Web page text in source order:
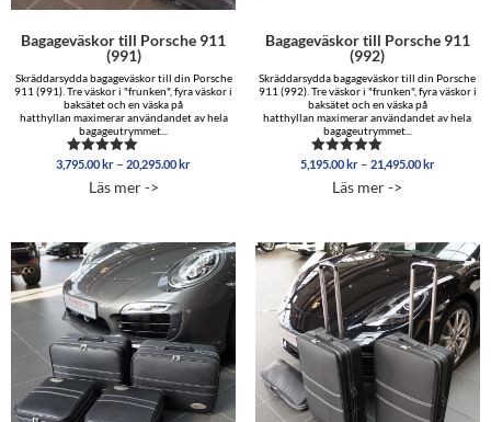
Bagageväskor till Porsche 911
(991)
Skräddarsydda bagageväskor till din Porsche
911 (991). Tre väskor i "frunken", fyra väskor i
baksätet och en väska på
hatthyllan maximerar användandet av hela
bagageutrymmet...
Betygsatt
av 5
3,795.00 kr – 20,295.00 krPrisintervall:
Läs mer ->
Bagageväskor till Porsche 911
(992)
Skräddarsydda bagageväskor till din Porsche
911 (992). Tre väskor i "frunken", fyra väskor i
baksätet och en väska på
hatthyllan maximerar användandet av hela
bagageutrymmet...
Betygsatt
av 5
5,195.00 kr – 21,495.00 kr
Läs mer ->